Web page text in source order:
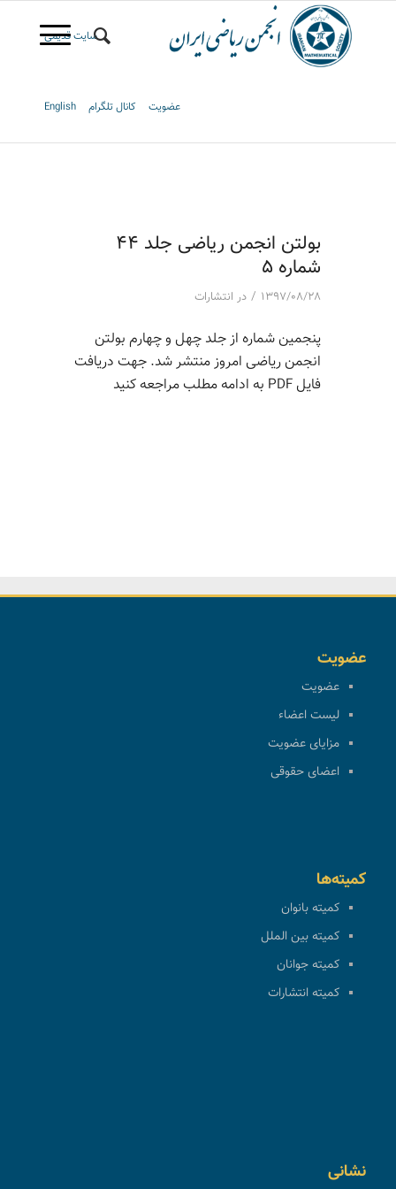
سایت قدیمی
عضویت کانال تلگرام English
بولتن انجمن ریاضی جلد 44
شماره 5
۱۳۹۷/۰۸/۲۸ / در انتشارات
پنجمین شماره از جلد چهل و چهارم بولتن
انجمن ریاضی امروز منتشر شد. جهت دریافت
فایل PDF به ادامه مطلب مراجعه کنید
عضویت
عضویت
لیست اعضاء
مزایای عضویت
اعضای حقوقی
کمیته‌ها
کمیته بانوان
کمیته بین الملل
کمیته جوانان
کمیته انتشارات
نشانی